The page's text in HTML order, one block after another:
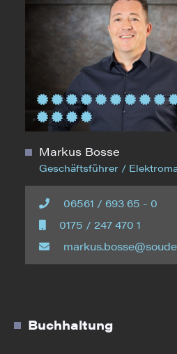
Markus Bosse
Geschäftsführer /
06561 / 693 65 - 0
0175 / 247 470 1
Buchhaltung